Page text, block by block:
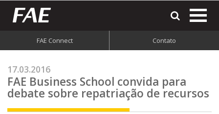
FAE Connect Contato
17.03.2016
FAE Business School convida para
debate sobre repatriação de recursos